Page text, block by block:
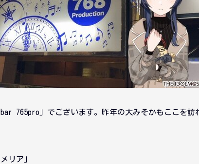
765pro」でございます。昨年の大みそかもここを訪
リア」